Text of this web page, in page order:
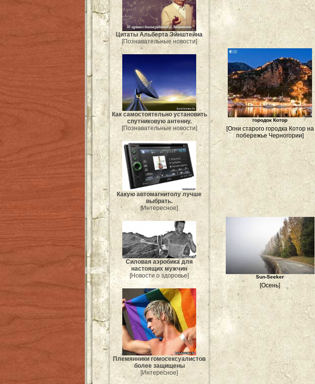
Цитаты Альберта Эйнштейна
[Познавательные новости]
Как самостоятельно установить
спутниковую антенну.
[Познавательные новости]
Какую автомагнитолу лучше
выбрать.
[Интересное]
Силовая аэробика для
настоящих мужчин
[Новости о здоровье]
Племянники гомосексуалистов
более защищены
[Интересное]
городок Котор
[Огни старого городка Котор на
побережье Черногории]
Sun-Seeker
[Осень]